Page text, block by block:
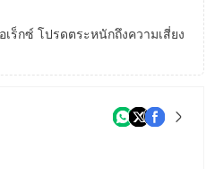
ร็กซ์ โปรดตระหนักถึงความเสี่ยง